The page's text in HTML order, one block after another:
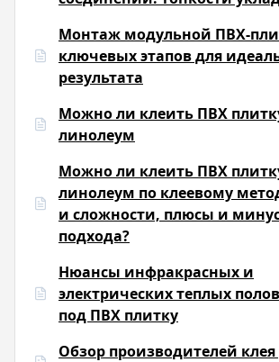
Монтаж модульной ПВХ-
ключевых этапов для
результата
Можно ли клеить ПВХ
линолеум
Можно ли клеить ПВХ
линолеум по клеевому
и сложности, плюсы и
подхода?
Нюансы инфракрасных и
электрических теплых
под ПВХ плитку
Обзор производителей